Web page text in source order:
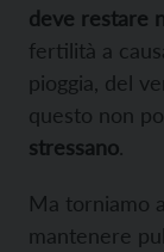
deve restare
fertilità a
pioggia, del
questo non
stressano.
Ma torniamo
mantenere